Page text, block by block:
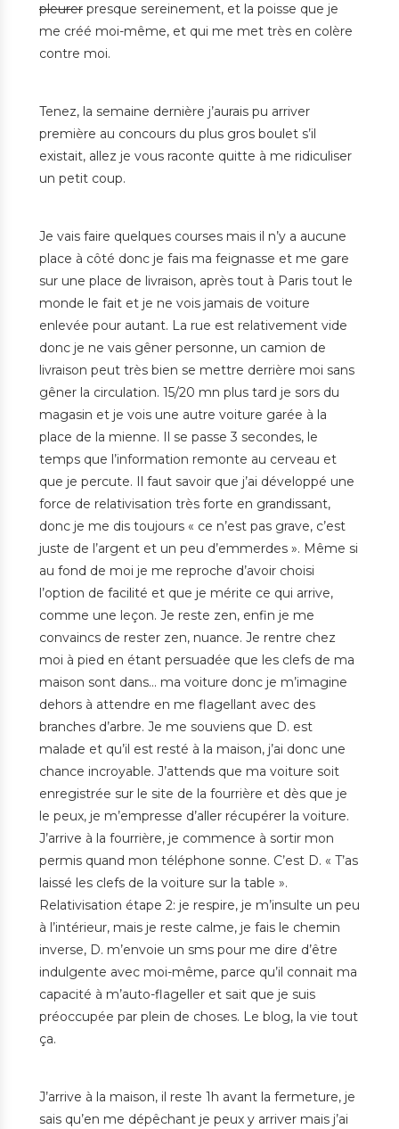
pleurer presque sereinement, et la poisse que je
me créé moi-même, et qui me met très en colère
contre moi.
Tenez, la semaine dernière j’aurais pu arriver
première au concours du plus gros boulet s’il
existait, allez je vous raconte quitte à me ridiculiser
un petit coup.
Je vais faire quelques courses mais il n’y a aucune
place à côté donc je fais ma feignasse et me gare
sur une place de livraison, après tout à Paris tout le
monde le fait et je ne vois jamais de voiture
enlevée pour autant. La rue est relativement vide
donc je ne vais gêner personne, un camion de
livraison peut très bien se mettre derrière moi sans
gêner la circulation. 15/20 mn plus tard je sors du
magasin et je vois une autre voiture garée à la
place de la mienne. Il se passe 3 secondes, le
temps que l’information remonte au cerveau et
que je percute. Il faut savoir que j’ai développé une
force de relativisation très forte en grandissant,
donc je me dis toujours « ce n’est pas grave, c’est
juste de l’argent et un peu d’emmerdes ». Même si
au fond de moi je me reproche d’avoir choisi
l’option de facilité et que je mérite ce qui arrive,
comme une leçon. Je reste zen, enfin je me
convaincs de rester zen, nuance. Je rentre chez
moi à pied en étant persuadée que les clefs de ma
maison sont dans… ma voiture donc je m’imagine
dehors à attendre en me flagellant avec des
branches d’arbre. Je me souviens que D. est
malade et qu’il est resté à la maison, j’ai donc une
chance incroyable. J’attends que ma voiture soit
enregistrée sur le site de la fourrière et dès que je
le peux, je m’empresse d’aller récupérer la voiture.
J’arrive à la fourrière, je commence à sortir mon
permis quand mon téléphone sonne. C’est D. « T’as
laissé les clefs de la voiture sur la table ».
Relativisation étape 2: je respire, je m’insulte un peu
à l’intérieur, mais je reste calme, je fais le chemin
inverse, D. m’envoie un sms pour me dire d’être
indulgente avec moi-même, parce qu’il connait ma
capacité à m’auto-flageller et sait que je suis
préoccupée par plein de choses. Le blog, la vie tout
ça.
J’arrive à la maison, il reste 1h avant la fermeture, je
sais qu’en me dépêchant je peux y arriver mais j’ai